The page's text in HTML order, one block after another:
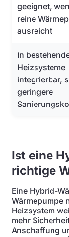
geeignet,
reine
ausreicht
In
Heizsysteme
integrierbar,
geringere
Ist eine
richtige
Eine Hybrid-
Wärmepumpe
Heizsystem
mehr
Anschaffung